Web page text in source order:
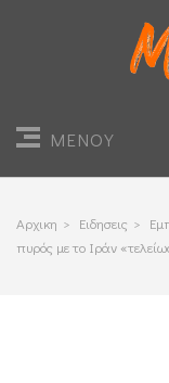
ΜΕΝΟΥ
Αρχικη > Ειδησεις >
πυρός με το Ιράν